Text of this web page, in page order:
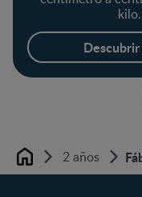
kilo.
Home 2 años